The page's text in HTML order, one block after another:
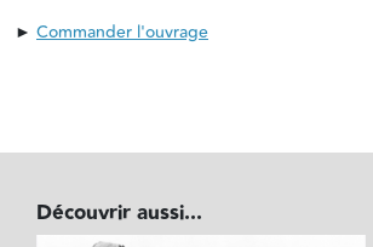
► Commander l'ouvrage
Découvrir aussi...